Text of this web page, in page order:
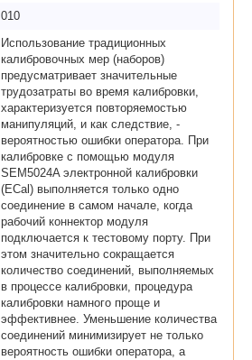
010
Использование традиционных
калибровочных мер (наборов)
предусматривает значительные
трудозатраты во время калибровки,
характеризуется повторяемостью
манипуляций, и как следствие, -
вероятностью ошибки оператора. При
калибровке с помощью модуля
SEM5024A электронной калибровки
(ECal) выполняется только одно
соединение в самом начале, когда
рабочий коннектор модуля
подключается к тестовому порту. При
этом значительно сокращается
количество соединений, выполняемых
в процессе калибровки, процедура
калибровки намного проще и
эффективнее. Уменьшение количества
соединений минимизирует не только
вероятность ошибки оператора, а